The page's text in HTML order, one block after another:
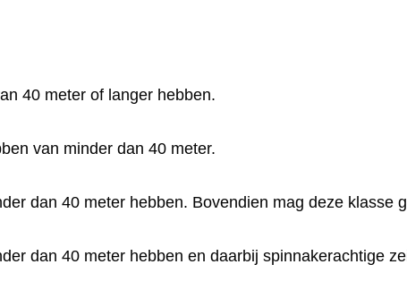
40 meter of langer hebben.
van minder dan 40 meter.
dan 40 meter hebben. Bovendien mag deze klasse
dan 40 meter hebben en daarbij spinnakerachtige